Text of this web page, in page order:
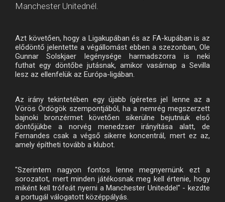
Manchester Unitednél.
Azt követően, hogy a Ligakupában és az FA-kupában is az
elődöntő jelentette a végállomást ebben a szezonban, Ole
Gunnar Solskjaer legénysége harmadszorra is neki
futhat egy döntőbe jutásnak, amikor vasárnap a Sevilla
lesz az ellenfelük az Európa-ligában.
Az irány tekintetében egy újabb ígéretes jel lenne az a
Vörös Ördögök szempontjából, ha a nemrég megszerzett
bajnoki bronzérmet követően sikerülne bejutniuk első
döntőjükbe a norvég menedzser irányítása alatt, de
Fernandes csak a végső sikerre koncentrál, mert ez az,
amely építheti tovább a klubot.
"Szerintem nagyon fontos lenne megnyernünk ezt a
sorozatot, mert minden játékosnak meg kell értenie, hogy
miként kell trófeát nyerni a Manchester Uniteddel" - kezdte
a portugál válogatott középpályás.